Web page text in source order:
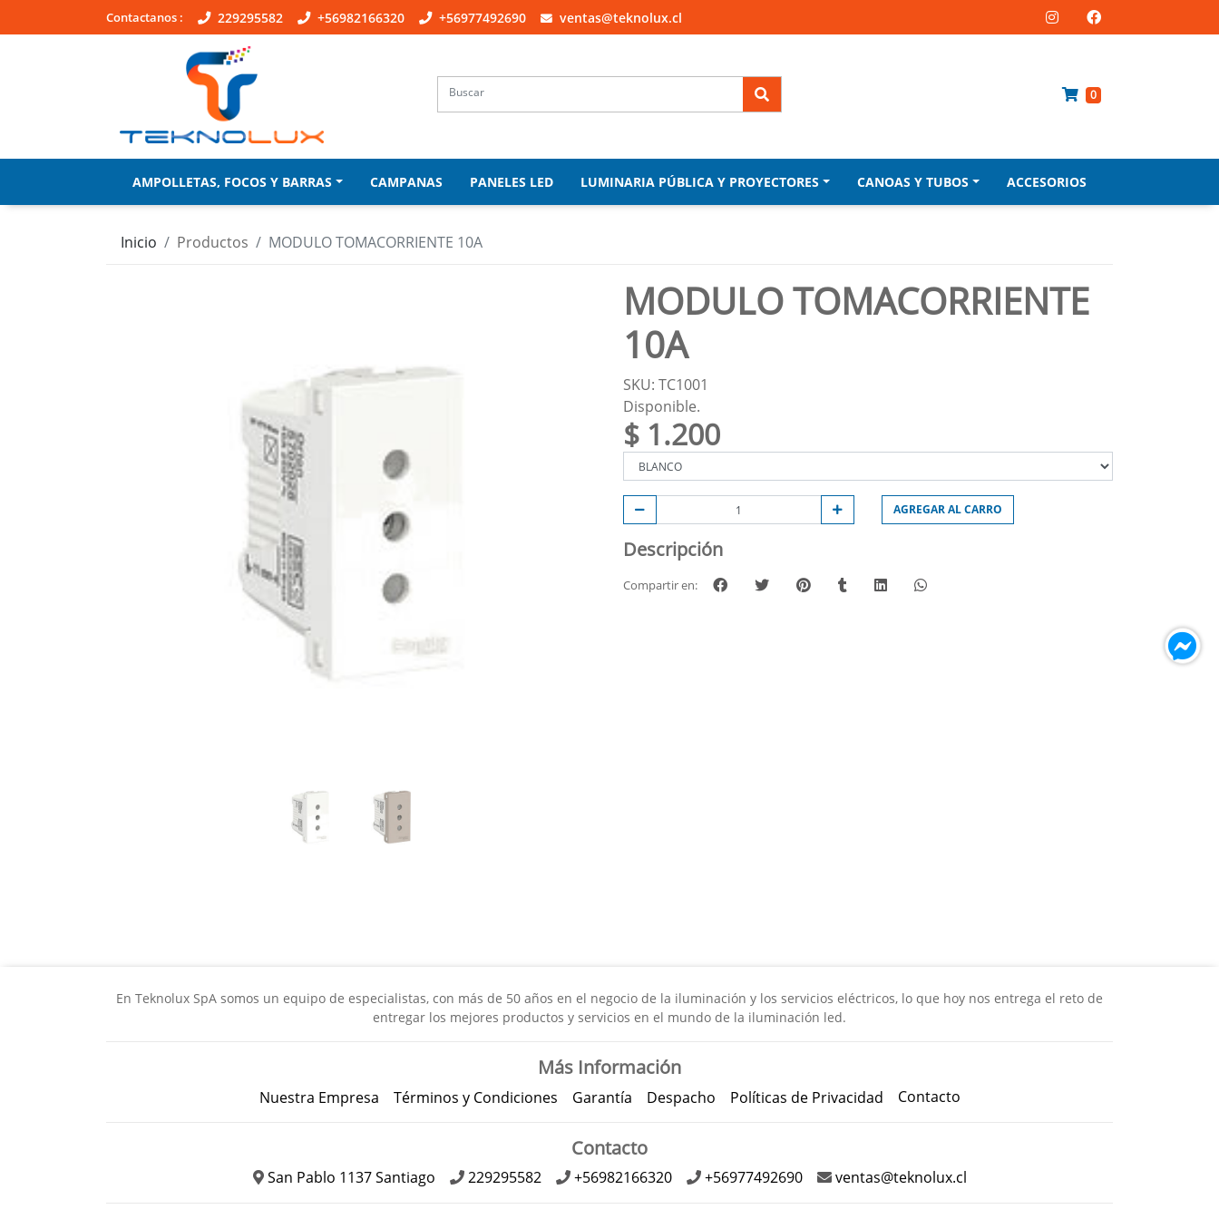
Contactanos : 229295582 +56982166320 +56977492690 ventas@teknolux.cl
0
AMPOLLETAS, FOCOS Y BARRAS CAMPANAS PANELES LED LUMINARIA PÚBLICA Y PROYECTORES CANOAS Y TUBOS ACCESORIOS
Inicio Productos MODULO TOMACORRIENTE 10A
MODULO TOMACORRIENTE
10A
SKU: TC1001
Disponible.
$ 1.200
AGREGAR AL CARRO
Descripción
Compartir en:
En Teknolux SpA somos un equipo de especialistas, con más de 50 años en el negocio de la iluminación y los servicios eléctricos, lo que hoy nos entrega el reto de
entregar los mejores productos y servicios en el mundo de la iluminación led.
Más Información
Nuestra Empresa Términos y Condiciones Garantía Despacho Políticas de Privacidad Contacto
Contacto
San Pablo 1137 Santiago 229295582 +56982166320 +56977492690 ventas@teknolux.cl